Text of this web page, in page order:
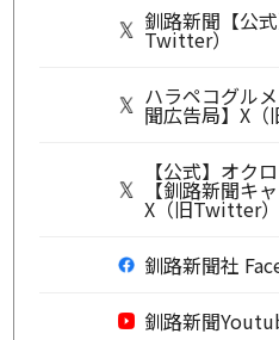
釧路新聞【公
Twitter）
ハラペコグル
聞広告局】X
【公式】オク
【釧路新聞キ
X（旧Twitter）
釧路新聞社
釧路新聞